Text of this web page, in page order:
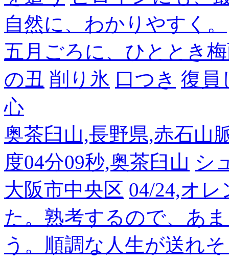
自然に、わかりやすく。
五月ごろに、ひととき
の丑 削り氷 口つき 復員
心
奥茶臼山,長野県,赤石山
度04分09秒,奥茶臼山 シ
大阪市中央区 04/24,オ
た。熟考するので、あ
う。順調な人生が送れ